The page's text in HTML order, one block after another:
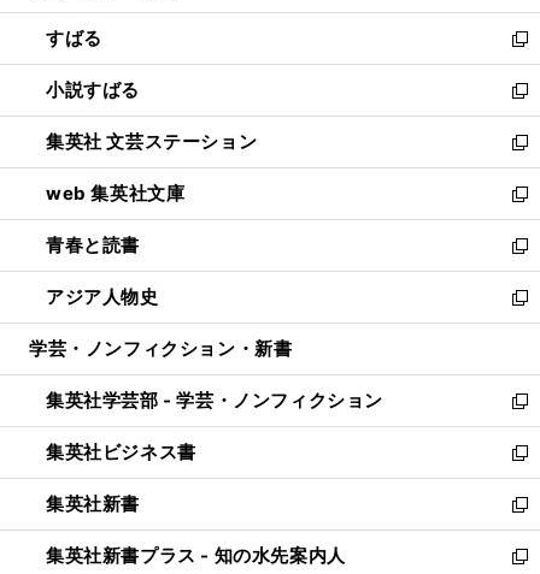
開
く
ウ
で
開
く
ン
ド
ウ
で
開
く
すばる
新
し
い
ウ
ィ
ン
ド
ウ
で
開
く
小説すばる
新
し
い
ウ
ィ
ン
ド
ウ
で
開
集英社 文芸ステーション
新
し
い
ウ
ィ
ン
ド
ウ
開
く
web 集英社文庫
新
し
い
ウ
ィ
ン
ウ
で
開
く
青春と読書
新
し
い
ウ
ン
ド
ウ
で
開
く
アジア人物史
新
し
ウ
ィ
ン
ド
ウ
で
開
く
学芸・ノンフィクション・新書
集英社学芸部 - 学芸・ノンフィクション
新
し
い
ウ
ィ
ン
ド
集英社ビジネス書
新
し
い
ウ
ィ
集英社新書
新
し
い
集英社新書プラス - 知の水先案内人
新